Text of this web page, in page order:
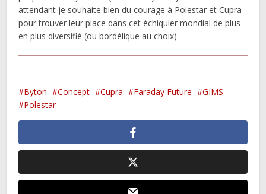
attendant je souhaite bien du courage à Polestar et Cupra
pour trouver leur place dans cet échiquier mondial de plus
en plus diversifié (ou bordélique au choix).
Byton Concept Cupra Faraday Future
GIMS
Polestar